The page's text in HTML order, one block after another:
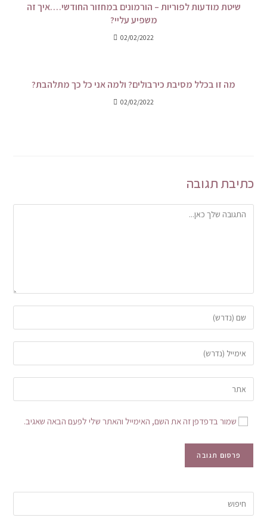
שיטת מודעות לפוריות – הורמונים במחזור החודשי….איך זה
משפיע עליי?
02/02/2022
מה זו בכלל מסיבת כירבולים? ולמה אני כל כך מתלהבת?
02/02/2022
כתיבת תגובה
שמור בדפדפן זה את השם, האימייל והאתר שלי לפעם הבאה שאגיב.